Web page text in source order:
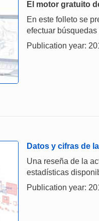
El motor gratuito
En este folleto se
efectuar
Publication year:
Datos y cifras de
Una reseña de la
estadísticas
Publication year: